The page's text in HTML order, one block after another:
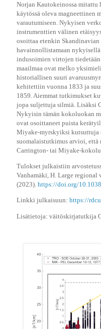
Norjan Kautokeinossa mitattu
käytössä oleva magneettinen
varautumiseen. Nykyisen
instrumenttien välinen
osoittaa etenkin
havainnollistamaan
indusoimien virtojen
maailmaa ovat melko
historiallisen suuri
kehitettiin vuonna 1833 ja
1859. Aiemmat tutkimukset
jopa suljettuja silmiä. Lisäksi
Nykyisin tämän kokoluokan
ovat osoittaneet puista
Miyake-myrskyiksi kutsuttuja
suomalaistutkimus arvioi,
Carrington- tai Miyake-
Tulokset julkaistiin
Vanhamäki, H. Large
(2023). https://doi.org/
Linkki julkaisuun: https://
Lisätietoja: väitöskirjatutkija